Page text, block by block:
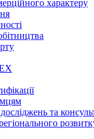
характеру
та